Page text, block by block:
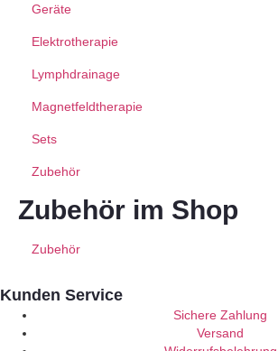
Geräte
Elektrotherapie
Lymphdrainage
Magnetfeldtherapie
Sets
Zubehör
Zubehör im Shop
Zubehör
Kunden Service
Sichere Zahlung
Versand